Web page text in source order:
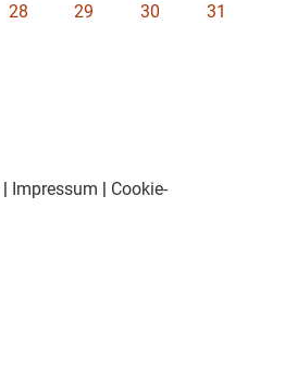
28 29 30
31
| Impressum | Cookie-